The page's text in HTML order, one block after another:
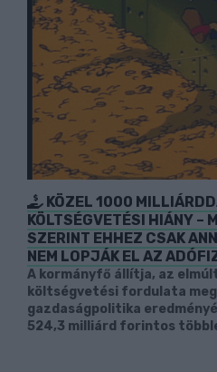
KÖZEL 1000
KÖLTSÉGVETÉSI HIÁNY –
SZERINT EHHEZ CSAK
NEM LOPJÁK EL AZ
A kormányfő állítja, az
költségvetési fordulata
gazdaságpolitika
524,3 milliárd forintos